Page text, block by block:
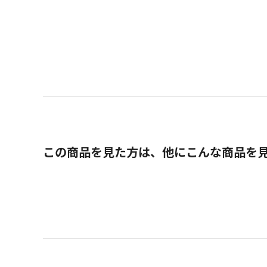
この商品を見た方は、他にこんな商品を